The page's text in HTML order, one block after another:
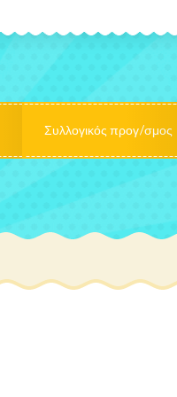
Συλλογικός προγ/σμος